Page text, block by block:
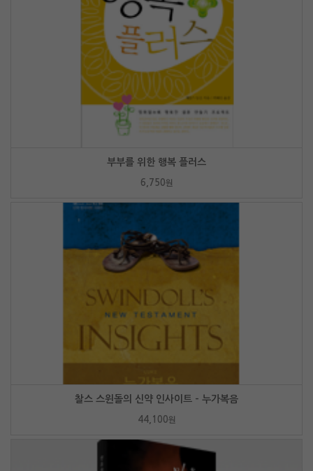
부부를 위한 행복 플러스
6,750원
찰스 스윈돌의 신약 인사이트 - 누가복음
44,100원